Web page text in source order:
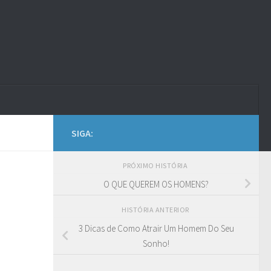
SIGA:
PRÓXIMO HISTÓRIA
O QUE QUEREM OS HOMENS?
HISTÓRIA ANTERIOR
3 Dicas de Como Atrair Um Homem Do Seu
Sonho!